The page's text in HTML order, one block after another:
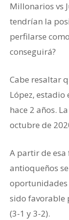
Millonarios vs
tendrían la
perfilarse
conseguirá?
Cabe resaltar
López, estadio
hace 2 años.
octubre de
A partir de esa
antioqueños
oportunidades
sido favorable
(3-1 y 3-2).